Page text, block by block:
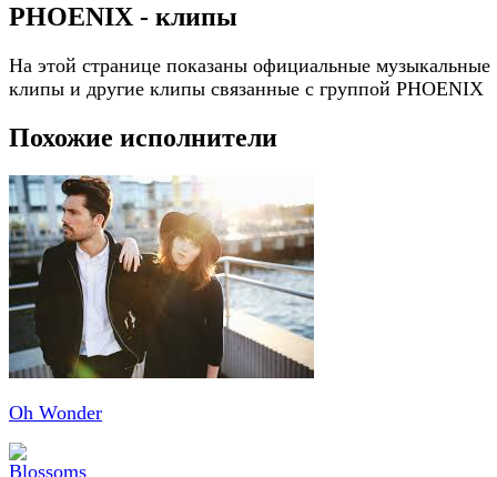
PHOENIX - клипы
На этой странице показаны официальные музыкальные
клипы и другие клипы связанные с группой PHOENIX
Похожие исполнители
Oh Wonder